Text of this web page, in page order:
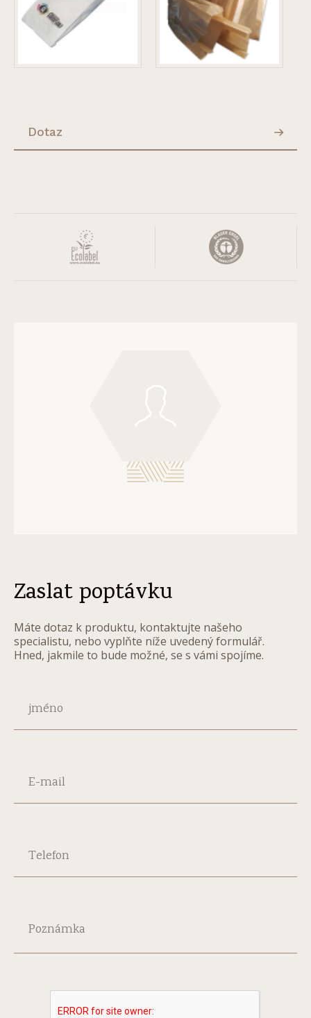
Dotaz
Zaslat poptávku
Máte dotaz k produktu, kontaktujte našeho
specialistu, nebo vyplňte níže uvedený formulář.
Hned, jakmile to bude možné, se s vámi spojíme.
jméno
E-mail
Telefon
Poznámka